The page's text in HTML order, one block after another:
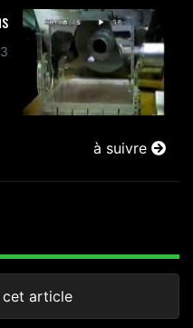
à suivre
cet article